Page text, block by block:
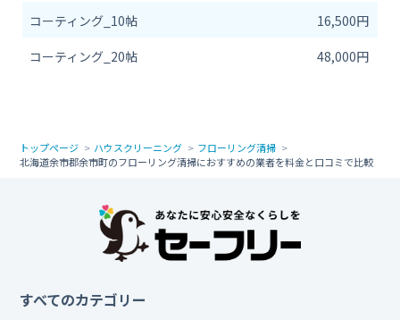
コーティング_10帖
16,500円
コーティング_20帖
48,000円
トップページ ハウスクリーニング
フローリング清掃
北海道余市郡余市町のフローリング清掃におすすめの業者を料金と口コミで比較
すべてのカテゴリー